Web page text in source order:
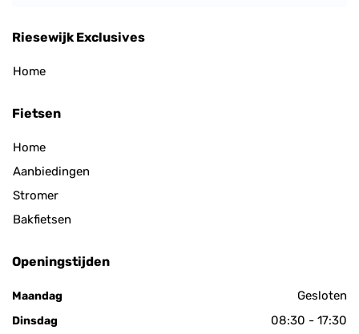
Riesewijk Exclusives
Home
Fietsen
Home
Aanbiedingen
Stromer
Bakfietsen
Openingstijden
Maandag Gesloten
Dinsdag 08:30 - 17:30